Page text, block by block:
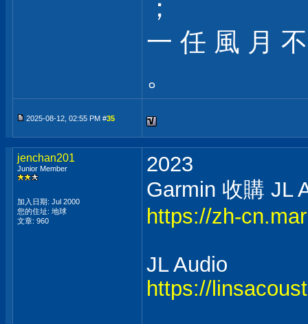
；
一 任 風 月
。
2025-08-12, 02:55 PM #35
jenchan201
Junior Member
加入日期: Jul 2000
您的住址: 地球
文章: 960
2023
Garmin 收購 JL
https://zh-
JL Audio
https://